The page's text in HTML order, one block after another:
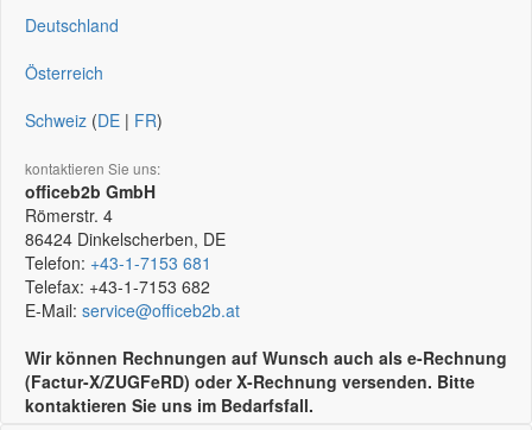
Deutschland
Österreich
Schweiz (DE | FR)
kontaktieren Sie uns:
officeb2b GmbH
Römerstr. 4
86424 Dinkelscherben, DE
Telefon: +43-1-7153 681
Telefax: +43-1-7153 682
E-Mail: service@officeb2b.at
Wir können Rechnungen auf Wunsch auch als e-Rechnung
(Factur-X/ZUGFeRD) oder X-Rechnung versenden. Bitte
kontaktieren Sie uns im Bedarfsfall.